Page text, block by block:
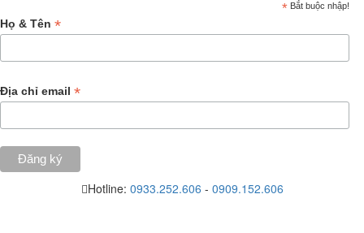
* Bắt buộc nhập!
Họ & Tên *
Địa chỉ email *
Hotline: 0933.252.606 - 0909.152.606